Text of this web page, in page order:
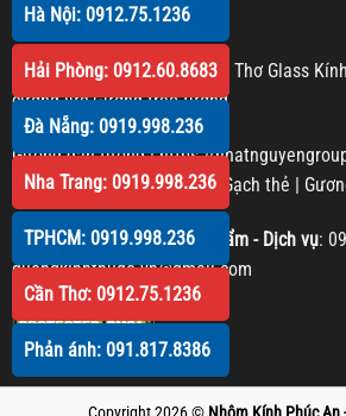
Gương trang trí
Kính cường lực Cần ThơCần Thơ Glass
cường lực Gương treo tường
Gương dán tường|https://
https://phucanglass.com/| Gạch thẻ |
Phản hồi Chất lượng sản phẩm - Dịch vụ:
guongkinhthudo.vn@gmail.com
Hà Nội: 0912.75.1236
Hải Phòng: 0912.60.8683
Đà Nẵng: 0919.998.236
Nha Trang: 0919.998.236
TPHCM: 0919.998.236
Cần Thơ: 0912.75.1236
Phản ánh: 091.817.8386